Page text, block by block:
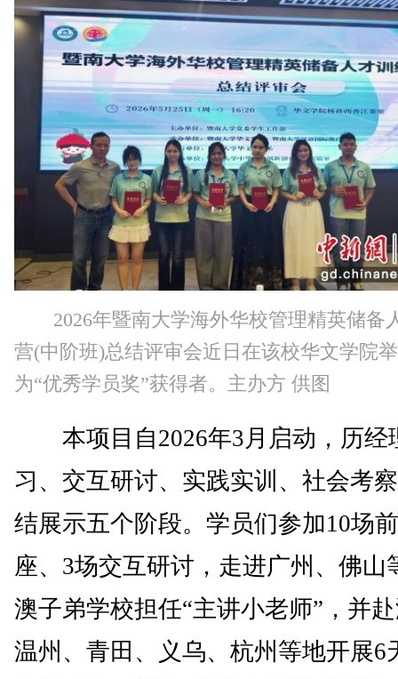
2026年暨南大学海外华校管理精英储备
营(中阶班)总结评审会近日在该校华文学院
为“优秀学员奖”获得者。主办方 供图
本项目自2026年3月启动，历经
习、交互研讨、实践实训、社会考
结展示五个阶段。学员们参加10场
座、3场交互研讨，走进广州、佛山
澳子弟学校担任“主讲小老师”，并
温州、青田、义乌、杭州等地开展6